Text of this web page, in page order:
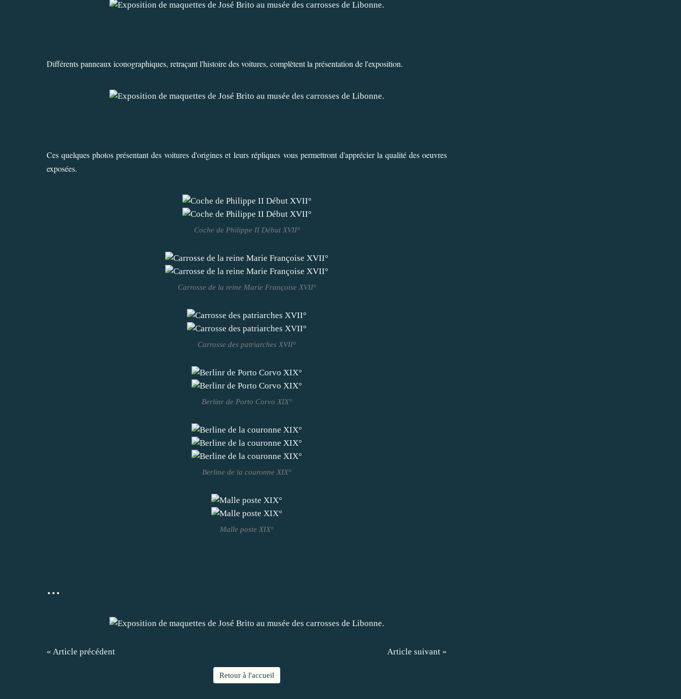
Différents panneaux iconographiques, retraçant l'histoire des voitures, complètent la présentation de l'exposition.
Ces quelques photos présentant des voitures d'origines et leurs répliques vous permettront d'apprécier la qualité des oeuvres
exposées.
Coche de Philippe II Début XVII°
Carrosse de la reine Marie Françoise XVII°
Carrosse des patriarches XVII°
Berlinr de Porto Corvo XIX°
Berline de la couronne XIX°
Malle poste XIX°
...
« Article précédent Article suivant »
Retour à l'accueil